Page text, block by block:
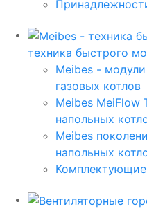
техника быстрого
Meibes -
газовых котлов
Meibes MeiFlow
напольных
Meibes
напольных